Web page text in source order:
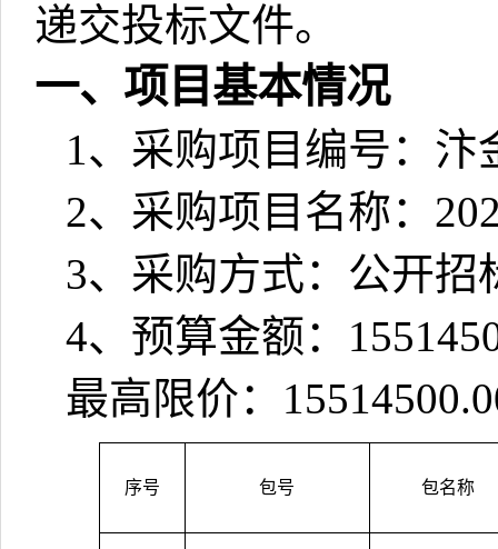
递交投标文件。
一、项目基本情况
1、采购项目编号：汴
2、采购项目名称：
3、采购方式：公开招
4、预算金额：
最高限价：
序号 包号 包名称